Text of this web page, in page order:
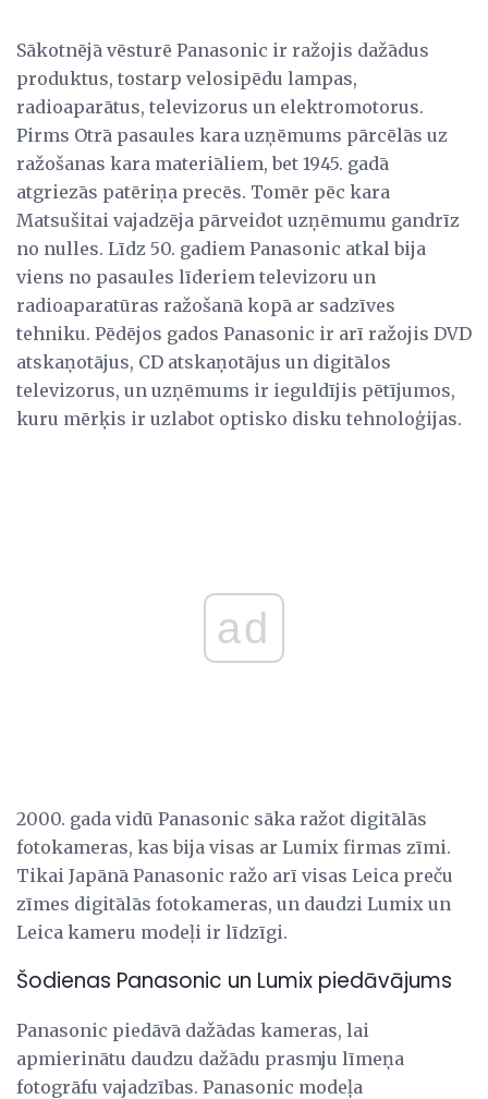
Sākotnējā vēsturē Panasonic ir ražojis dažādus
produktus, tostarp velosipēdu lampas,
radioaparātus, televizorus un elektromotorus.
Pirms Otrā pasaules kara uzņēmums pārcēlās uz
ražošanas kara materiāliem, bet 1945. gadā
atgriezās patēriņa precēs. Tomēr pēc kara
Matsušitai vajadzēja pārveidot uzņēmumu gandrīz
no nulles. Līdz 50. gadiem Panasonic atkal bija
viens no pasaules līderiem televizoru un
radioaparatūras ražošanā kopā ar sadzīves
tehniku. Pēdējos gados Panasonic ir arī ražojis DVD
atskaņotājus, CD atskaņotājus un digitālos
televizorus, un uzņēmums ir ieguldījis pētījumos,
kuru mērķis ir uzlabot optisko disku tehnoloģijas.
ad
2000. gada vidū Panasonic sāka ražot digitālās
fotokameras, kas bija visas ar Lumix firmas zīmi.
Tikai Japānā Panasonic ražo arī visas Leica preču
zīmes digitālās fotokameras, un daudzi Lumix un
Leica kameru modeļi ir līdzīgi.
Šodienas Panasonic un Lumix piedāvājums
Panasonic piedāvā dažādas kameras, lai
apmierinātu daudzu dažādu prasmju līmeņa
fotogrāfu vajadzības. Panasonic modeļa